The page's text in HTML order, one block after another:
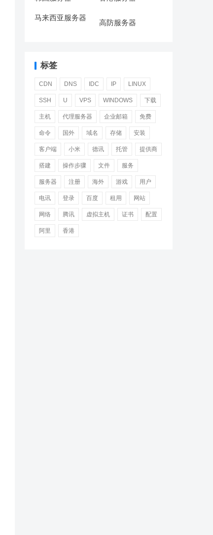
马来西亚服务器
高防服务器
标签
CDN DNS IDC IP LINUX
SSH U VPS WINDOWS 下载
主机 代理服务器 企业邮箱 免费
命令 国外 域名 存储 安装
客户端 小米 德讯 托管 提供商
搭建 操作步骤 文件 服务
服务器 注册 海外 游戏 用户
电讯 登录 百度 租用 网站
网络 腾讯 虚拟主机 证书 配置
阿里 香港